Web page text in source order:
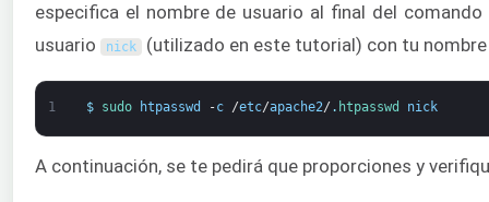
especifica el nombre de usuario al final del
usuario
nick (utilizado en este tutorial) con tu nombre
1 $ sudo htpasswd -c /etc/apache2/ . htpasswd nick
A continuación, se te pedirá que proporciones y